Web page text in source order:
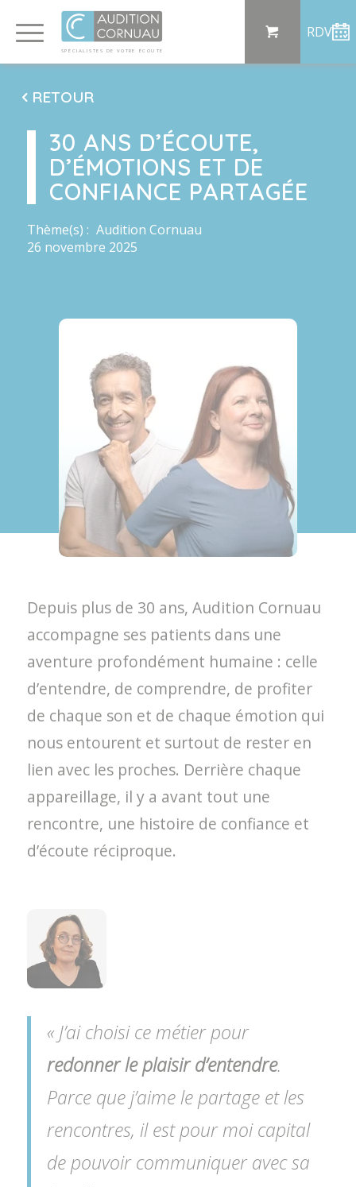
SP ÉCI AL I S TE S DE VO TRE ÉC OU TE
RDV
RETOUR
30 ANS D’ÉCOUTE,
D’ÉMOTIONS ET DE
CONFIANCE PARTAGÉE
Thème(s) : Audition Cornuau
26 novembre 2025
Depuis plus de 30 ans, Audition Cornuau
accompagne ses patients dans une
aventure profondément humaine : celle
d’entendre, de comprendre, de profiter
de chaque son et de chaque émotion qui
nous entourent et surtout de rester en
lien avec les proches. Derrière chaque
appareillage, il y a avant tout une
rencontre, une histoire de confiance et
d’écoute réciproque.
« J’ai choisi ce métier pour
redonner le plaisir d’entendre.
Parce que j’aime le partage et les
rencontres, il est pour moi capital
de pouvoir communiquer avec sa
Panneau de gestion des cookies